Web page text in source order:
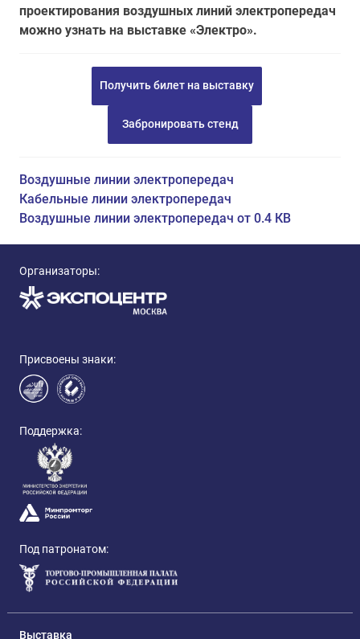
проектирования воздушных линий электропередач
можно узнать на выставке «Электро».
Получить билет на выставку
Забронировать стенд
Воздушные линии электропередач
Кабельные линии электропередач
Воздушные линии электропередач от 0.4 КВ
Организаторы:
Присвоены знаки:
Поддержка:
Под патронатом:
Выставка